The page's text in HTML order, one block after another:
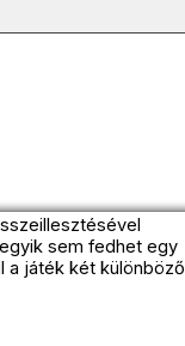
sem fedhet egy
a játék két különböző